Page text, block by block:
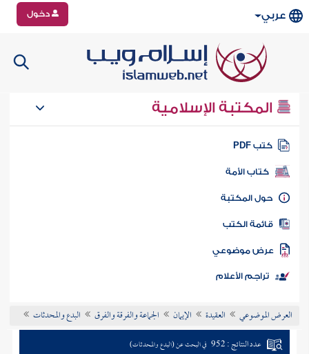
عربي دخول
المكتبة الإسلامية
كتب PDF
كتاب الأمة
المكتبة
الكتب
موضوعي
تراجم الأعلام
العرض الموضوعي العقيدة الإيمان الجماعة والفرقة والفرق البدع والمحدثات
عدد النتائج : 952 في البحث عن (البدع والمحدثات)